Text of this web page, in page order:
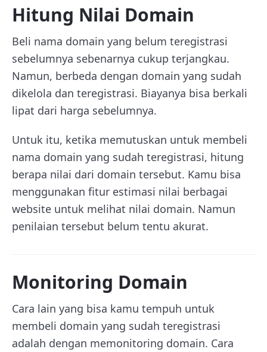
Hitung Nilai Domain
Beli nama domain yang belum teregistrasi
sebelumnya sebenarnya cukup terjangkau.
Namun, berbeda dengan domain yang sudah
dikelola dan teregistrasi. Biayanya bisa berkali
lipat dari harga sebelumnya.
Untuk itu, ketika memutuskan untuk membeli
nama domain yang sudah teregistrasi, hitung
berapa nilai dari domain tersebut. Kamu bisa
menggunakan fitur estimasi nilai berbagai
website untuk melihat nilai domain. Namun
penilaian tersebut belum tentu akurat.
Monitoring Domain
Cara lain yang bisa kamu tempuh untuk
membeli domain yang sudah teregistrasi
adalah dengan memonitoring domain. Cara